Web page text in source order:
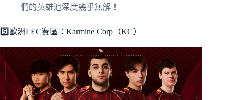
們的英雄池深度幾乎無解！
5️⃣歐洲LEC賽區：Karmine Corp（KC）